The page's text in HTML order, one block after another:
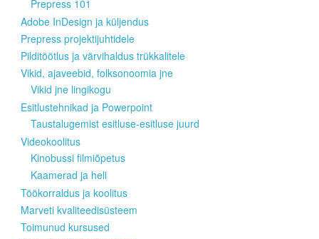
Prepress 101
Adobe InDesign ja küljendus
Prepress projektijuhtidele
Pilditöötlus ja värvihaldus trükkalitele
Vikid, ajaveebid, folksonoomia jne
Vikid jne lingikogu
Esitlustehnikad ja Powerpoint
Taustalugemist esitluse-esitluse juurd
Videokoolitus
Kinobussi filmiõpetus
Kaamerad ja heli
Töökorraldus ja koolitus
Marveti kvaliteedisüsteem
Toimunud kursused